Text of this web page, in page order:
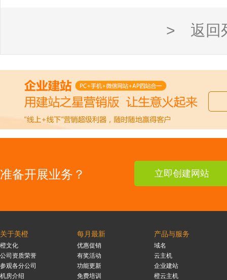
> 返回
准备开展业务？ 立即创建网站
关于美橙
橙文化
公司资质荣誉
参观各分公司
机房介绍
每月最新
优惠促销
有奖活动
功能更新
免费培训
产品与服务
域名
云主机
企业建站
橙云主机